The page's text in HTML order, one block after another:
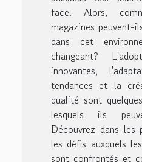
face. Alors,
magazines peuvent-
dans cet
changeant?
innovantes,
tendances et la
qualité sont
lesquels ils
Découvrez dans les
les défis auxquels
sont confrontés et